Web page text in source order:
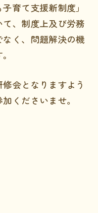
育て支援新制度」
、制度上及び労務
く、問題解決の機
会となりますよう
くださいませ。